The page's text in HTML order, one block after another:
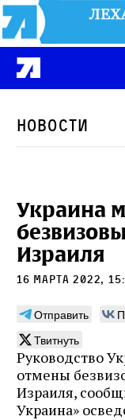
Новости
Украина
Израиля
16 марта 2022,
Отправить
Твитнуть
Руководство
отмены
Израиля,
Украина»